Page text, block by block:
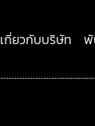
เกี่ยวกับบริษัท พั